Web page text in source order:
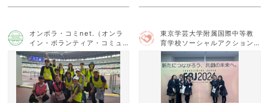
オンボラ・コミnet.（オンラ
イン・ボランティア・コミュ
ニケーション・ネットワー
ク）
東京学芸大学附属国際中等教
育学校ソーシャルアクション
チーム